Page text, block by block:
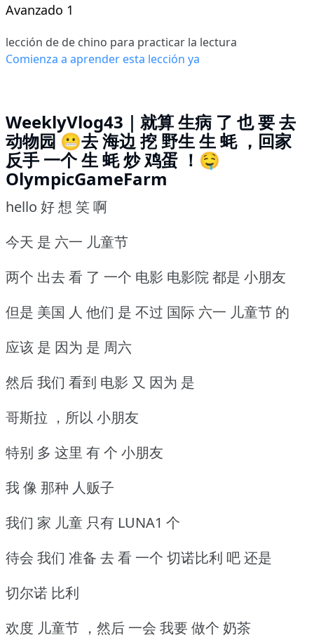
Avanzado 1
lección de de chino para practicar la lectura
Comienza a aprender esta lección ya
WeeklyVlog43｜就算 生病 了 也 要 去
动物园 😬去 海边 挖 野生 生 蚝 ，回家
反手 一个 生 蚝 炒 鸡蛋 ！🤤
OlympicGameFarm
hello 好 想 笑 啊
今天 是 六一 儿童节
两个 出去 看 了 一个 电影 电影院 都是 小朋友
但是 美国 人 他们 是 不过 国际 六一 儿童节 的
应该 是 因为 是 周六
然后 我们 看到 电影 又 因为 是
哥斯拉 ，所以 小朋友
特别 多 这里 有 个 小朋友
我 像 那种 人贩子
我们 家 儿童 只有 LUNA1 个
待会 我们 准备 去 看 一个 切诺比利 吧 还是
切尔诺 比利
欢度 儿童节 ，然后 一会 我要 做个 奶茶